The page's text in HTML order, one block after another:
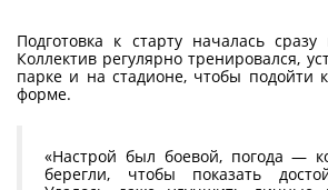
Подготовка к старту началась сразу
Коллектив регулярно тренировался,
парке и на стадионе, чтобы подойти
форме.
«Настрой был боевой, погода —
берегли, чтобы показать